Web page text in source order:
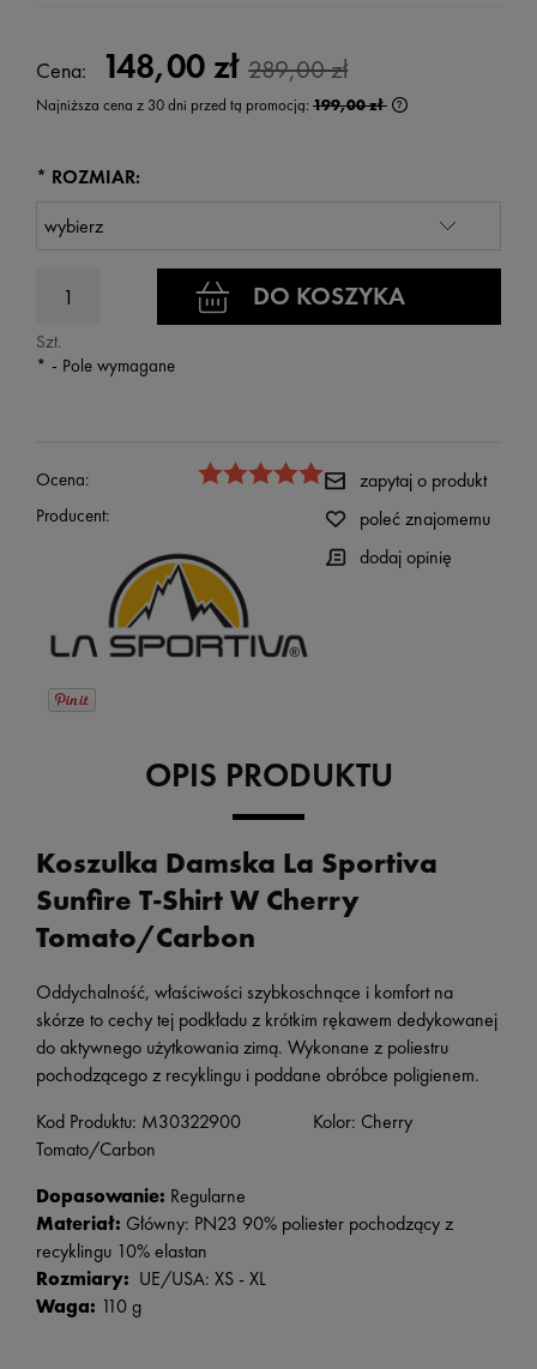
Cena: 148,00 zł 289,00 zł
Najniższa cena z 30 dni przed tą promocją: 199,00 zł
* ROZMIAR:
Szt.
DO KOSZYKA
* - Pole wymagane
Ocena:
Producent:
zapytaj o produkt
poleć znajomemu
dodaj opinię
OPIS PRODUKTU
Koszulka Damska La Sportiva
Sunfire T-Shirt W Cherry
Tomato/Carbon
Oddychalność, właściwości szybkoschnące i komfort na
skórze to cechy tej podkładu z krótkim rękawem dedykowanej
do aktywnego użytkowania zimą. Wykonane z poliestru
pochodzącego z recyklingu i poddane obróbce poligienem.
Kod Produktu: M30322900 Kolor: Cherry
Tomato/Carbon
Dopasowanie: Regularne
Materiał: Główny: PN23 90% poliester pochodzący z
recyklingu 10% elastan
Rozmiary: UE/USA: XS - XL
Waga: 110 g